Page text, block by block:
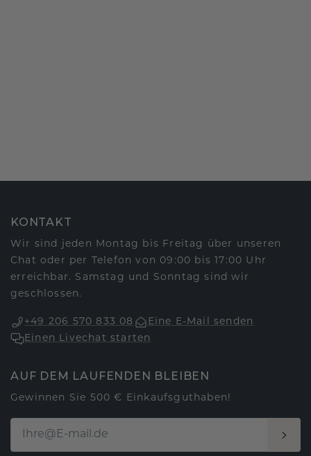
KONTAKT
Wir sind jeden Montag bis Freitag über unseren
Chat oder per Telefon von 09:00 bis 17:00 Uhr
erreichbar. Samstag und Sonntag sind wir
geschlossen.
+49 206 570 833 08
Eine E-Mail senden
Einen Livechat starten
AUF DEM LAUFENDEN BLEIBEN
Gewinnen Sie 500 € Einkaufsguthaben!